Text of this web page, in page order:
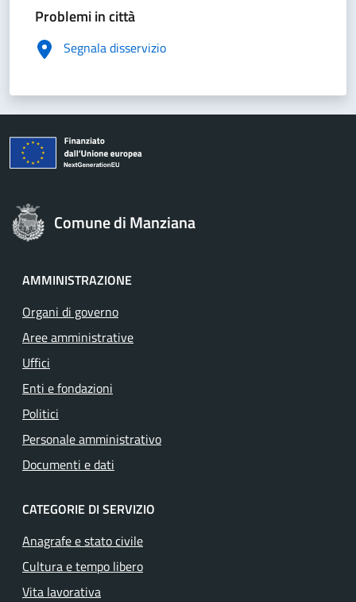
Problemi in città
Segnala disservizio
Comune di Manziana
AMMINISTRAZIONE
Organi di governo
Aree amministrative
Uffici
Enti e fondazioni
Politici
Personale amministrativo
Documenti e dati
CATEGORIE DI SERVIZIO
Anagrafe e stato civile
Cultura e tempo libero
Vita lavorativa